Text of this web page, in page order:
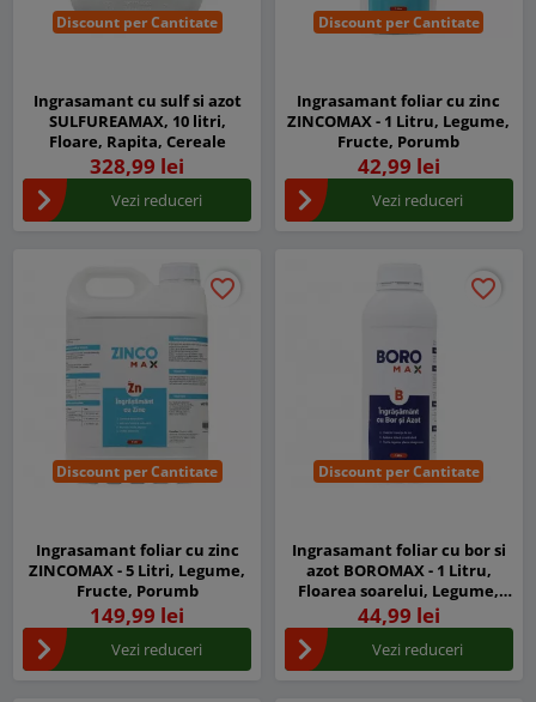
Discount per Cantitate
Ingrasamant cu sulf si azot
SULFUREAMAX, 10 litri,
Floare, Rapita, Cereale
328,99 lei
Vezi reduceri
Discount per Cantitate
Ingrasamant foliar cu zinc
ZINCOMAX - 1 Litru, Legume,
Fructe, Porumb
42,99 lei
Vezi reduceri
Discount per Cantitate
favorite_border
favorite_border
Ingrasamant foliar cu zinc
ZINCOMAX - 5 Litri, Legume,
Fructe, Porumb
149,99 lei
Vezi reduceri
Discount per Cantitate
favorite_border
favorite_border
Ingrasamant foliar cu bor si
azot BOROMAX - 1 Litru,
Floarea soarelui, Legume,
Fructe
44,99 lei
Vezi reduceri